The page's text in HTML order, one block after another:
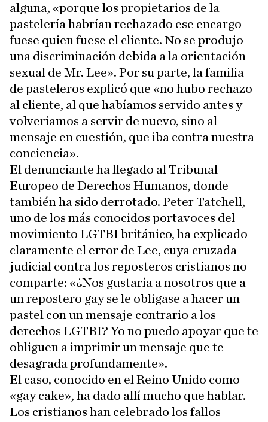
alguna, «porque los propietarios de la
pastelería habrían rechazado ese encargo
fuese quien fuese el cliente. No se produjo
una discriminación debida a la orientación
sexual de Mr. Lee». Por su parte, la familia
de pasteleros explicó que «no hubo rechazo
al cliente, al que habíamos servido antes y
volveríamos a servir de nuevo, sino al
mensaje en cuestión, que iba contra nuestra
conciencia».
El denunciante ha llegado al Tribunal
Europeo de Derechos Humanos, donde
también ha sido derrotado. Peter Tatchell,
uno de los más conocidos portavoces del
movimiento LGTBI británico, ha explicado
claramente el error de Lee, cuya cruzada
judicial contra los reposteros cristianos no
comparte: «¿Nos gustaría a nosotros que a
un repostero gay se le obligase a hacer un
pastel con un mensaje contrario a los
derechos LGTBI? Yo no puedo apoyar que te
obliguen a imprimir un mensaje que te
desagrada profundamente».
El caso, conocido en el Reino Unido como
«gay cake», ha dado allí mucho que hablar.
Los cristianos han celebrado los fallos